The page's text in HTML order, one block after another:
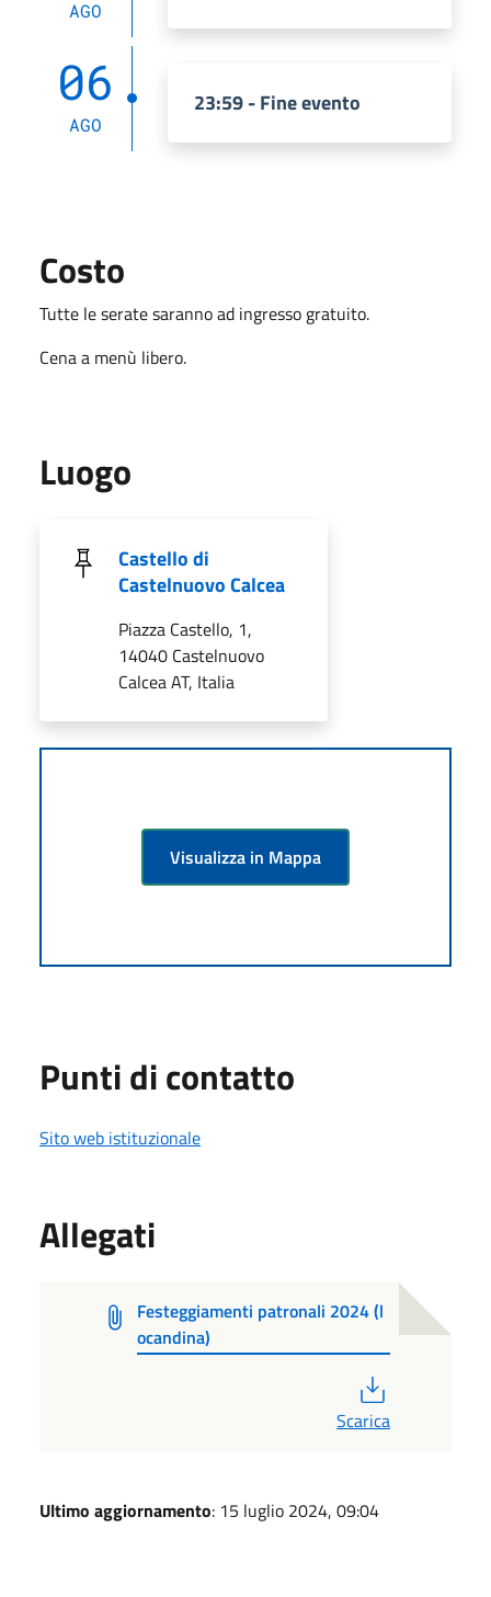
AGO
06
AGO
23:59 - Fine evento
Costo
Tutte le serate saranno ad ingresso gratuito.
Cena a menù libero.
Luogo
Castello di
Castelnuovo Calcea
Piazza Castello, 1,
14040 Castelnuovo
Calcea AT, Italia
Visualizza in Mappa
Punti di contatto
Sito web istituzionale
Allegati
Festeggiamenti patronali 2024 (l
ocandina)
Scarica
Ultimo aggiornamento: 15 luglio 2024, 09:04